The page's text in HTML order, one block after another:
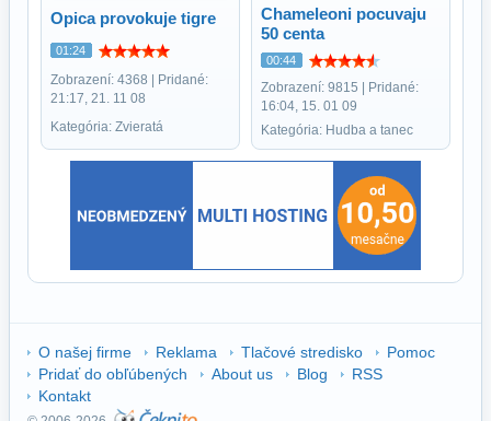
Opica provokuje tigre
01:24
Zobrazení: 4368 | Pridané:
21:17, 21. 11 08
Kategória: Zvieratá
Chameleoni pocuvaju
50 centa
00:44
Zobrazení: 9815 | Pridané:
16:04, 15. 01 09
Kategória: Hudba a tanec
O našej firme Reklama Tlačové stredisko
Pomoc
Pridať do obľúbených
About us Blog
RSS
Kontakt